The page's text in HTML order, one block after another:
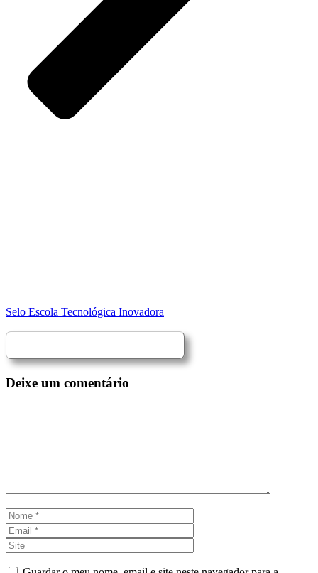
Selo Escola Tecnológica Inovadora
Deixe um comentário
Nome